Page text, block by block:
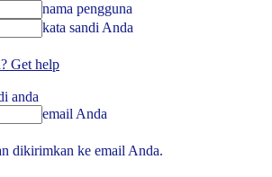
nama pengguna
kata sandi Anda
Get help
anda
email Anda
dikirimkan ke email Anda.